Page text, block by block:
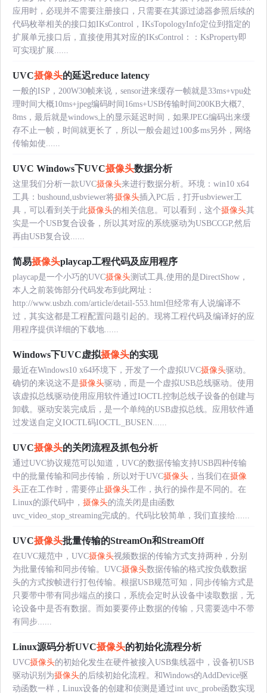
应用时，必现并不需要注册接口，只需要在其源过滤器参照后续的
代码枚举相关的接口如IKsControl，IKsTopologyInfo定位到指定的
扩展单元接口后，直接使用其对应的IKsControl：：KsProperty即
可实现扩展......
UVC摄像头的延迟reduce latency
一般的ISP，200W30帧来说，sensor进来缓存一帧就是33ms+vpu处
理时间大概10ms+jpeg编码时间16ms+USB传输时间200KB大概7、
8ms，最后就是windows上的显示延迟时间，如果JPEG编码出来缓
存不止一帧，时间就更长了，所以一般会超过100多ms另外，网络
传输如使......
UVC Windows下UVC摄像头数据分析
这里我们分析一款UVC摄像头来进行数据分析。环境：win10 x64
工具：bushound,usbviewer将摄像头插入PC后，打开usbviewer工
具，可以看到关于此摄像头的相关信息。可以看到，这个摄像头其
实是一个USB复合设备，所以其对应的系统驱动为USBCCGP,然后
再由USB复合设......
简易摄像头playcap工程代码及应用程序
playcap是一个小巧的UVC摄像头测试工具,使用的是DirectShow，
本人之前装饰部分代码发布到此网址：
http://www.usbzh.com/article/detail-553.html但经常有人说编译不
过，其实这都是工程配置问题引起的。现将工程代码及编译好的应
用程序提供详细的下载地......
Windows下UVC虚拟摄像头的实现
最近在Windows10 x64环境下，开发了一个虚拟UVC摄像头驱动。
确切的来说这不是摄像头驱动，而是一个虚拟USB总线驱动。使用
该虚拟总线驱动使用应用软件通过IOCTL控制总线子设备的创建与
卸载。驱动安装完成后，是一个单纯的USB虚拟总线。应用软件通
过发送自定义IOCTL码IOCTL_BUSEN......
UVC摄像头的关闭流程及抓包分析
通过UVC协议规范可以知道，UVC的数据传输支持USB四种传输
中的批量传输和同步传输，所以对于UVC摄像头 ，当我们在摄像
头正在工作时，需要停止摄像头工作，执行的操作是不同的。在
Linux的源代码中， 摄像头的流关闭是由函数
uvc_video_stop_streaming完成的。代码比较简单，我们直接给......
UVC摄像头批量传输的StreamOn和StreamOff
在UVC规范中，UVC摄像头视频数据的传输方式支持两种，分别
为批量传输和同步传输。UVC摄像头数据传输的格式按负载数据
头的方式按帧进行打包传输。根据USB规范可知，同步传输方式是
只要带中带有同步端点的接口，系统会定时从设备中读取数据，无
论设备中是否有数据。而如要要停止数据的传输，只需要选中不带
有同步......
Linux源码分析UVC摄像头的初始化流程分析
UVC摄像头的初始化发生在硬件被接入USB集线器中，设备初USB
驱动识别为摄像头的后续初始化流程。和Windows的AddDevice驱
动函数一样，Linux设备的创建和侦测是通过int uvc_probe函数实现